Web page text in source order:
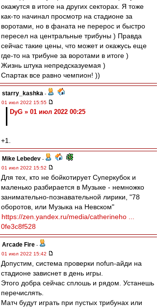
окажутся в итоге на других секторах. Я тоже
как-то начинал просмотр на стадионе за
воротами, но в фаната не перерос и быстро
пересел на центральные трибуны ) Правда
сейчас такие цены, что может и окажусь еще
где-то на трибуне за воротами в итоге )
Жизнь штука непредсказуемая )
Спартак все равно чемпион! ))
starry_kashka -
01 июл 2022 15:55
DyG » 01 июл 2022 00:25
+1.
Mike Lebedev -
01 июл 2022 15:52
Для тех, кто не бойкотирует Суперкубок и
маленько разбирается в Музыке - немножко
занимательно-познавательной лирики, "78
оборотов, или Музыка на Невском"
https://zen.yandex.ru/media/catherineho ...
0fe3c8f528
Arcade Fire -
01 июл 2022 15:42
Допустим, система проверки nofun-айди на
стадионе зависнет в день игры.
Этого добра сейчас сплошь и рядом. Устанешь
перечислять.
Матч будут играть при пустых трибунах или